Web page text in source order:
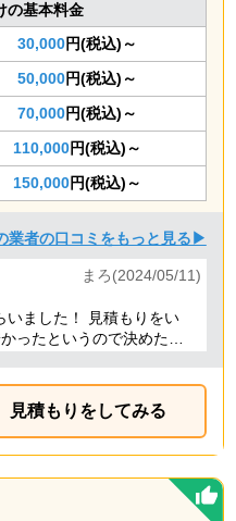
の基本料金
30,000円(税込)～
50,000円(税込)～
70,000円(税込)～
110,000円(税込)～
150,000円(税込)～
業者の口コミをもっと見る▶
まろ(2024/05/11)
いました！ 見積もりをい
ったというので決めたの
した！
見積もりをしてみる